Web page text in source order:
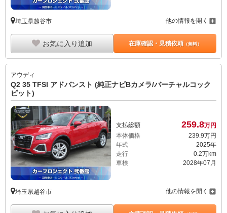
埼玉県越谷市 他の情報を開く
お気に入り追加 在庫確認・見積依頼（無料）
アウディ
Q2 35 TFSI アドバンスト (純正ナビBカメラ/バーチャルコック
ピット)
支払総額 259.8万円
本体価格
239. 9万円
年式
2025年
走行
0.2万km
車検
2028年07月
埼玉県越谷市 他の情報を開く